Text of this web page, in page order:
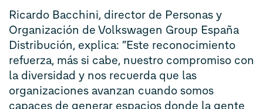
Ricardo Bacchini, director de Personas y
Organización de Volkswagen Group España
Distribución, explica: “Este reconocimiento
refuerza, más si cabe, nuestro compromiso con
la diversidad y nos recuerda que las
organizaciones avanzan cuando somos
capaces de generar espacios donde la gente